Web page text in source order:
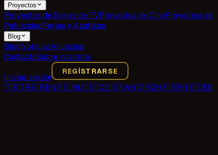
Proyectos
Proyectos de Series de TVProyectos de CineProyectos de
PublicidadFerias y Azafatas
Blog
BlogNoticiasAnuncios
ContactoSobre nosotros
Iniciar sesión
REGISTRARSE
🇹🇷TR🇬🇧EN🇷🇺RU🇩🇪DE🇸🇦AR🇨🇳ZH🇫🇷FR🇪🇸ES